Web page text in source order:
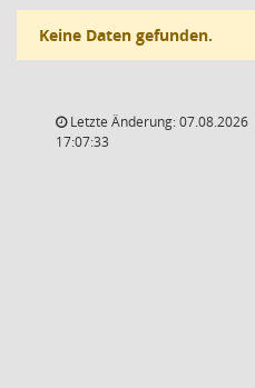
Keine Daten gefunden.
Letzte Änderung: 07.08.2026
17:07:33